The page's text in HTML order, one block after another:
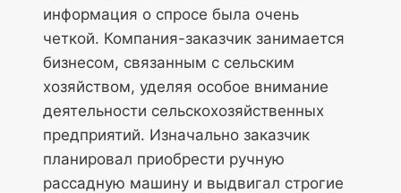
информация о спросе была очень
четкой. Компания-заказчик занимается
бизнесом, связанным с сельским
хозяйством, уделяя особое внимание
деятельности сельскохозяйственных
предприятий. Изначально заказчик
планировал приобрести ручную
рассадную машину и выдвигал строгие